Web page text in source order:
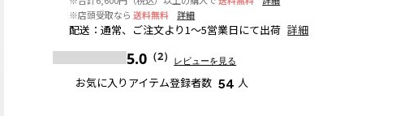
※店頭受取なら 送料無料 詳細
配送 ：通常、ご注文より1～5営業日にて出荷 詳細
5.0 （2） レビューを見る
お気に入りアイテム登録者数 54 人